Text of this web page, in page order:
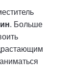
. Больше